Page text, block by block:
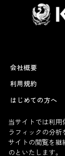
会社概要
利用規約
はじめての方へ
当サイトでは利
ラフィックの分
サイトの閲覧を継
のといたします。